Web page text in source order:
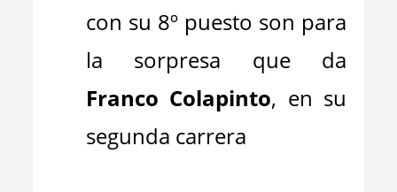
con su 8º puesto son para
la sorpresa que da
Franco Colapinto, en su
segunda carrera